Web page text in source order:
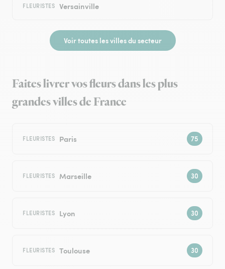
FLEURISTES Versainville
Voir toutes les villes du secteur
Faites livrer vos fleurs dans les plus
grandes villes de France
FLEURISTES Paris
FLEURISTES Marseille
FLEURISTES Lyon
FLEURISTES Toulouse